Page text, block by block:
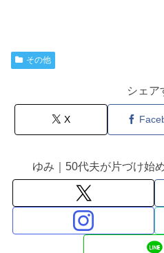
その他
シェア
X
ゆみ｜50代夫が片づけ始